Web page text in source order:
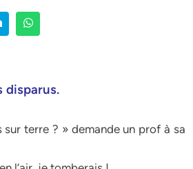
disparus.
sur terre ? » demande un prof à sa